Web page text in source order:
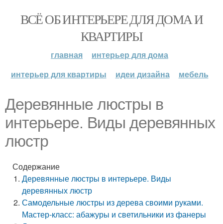
ВСЁ ОБ ИНТЕРЬЕРЕ ДЛЯ ДОМА И
КВАРТИРЫ
главная
интерьер для дома
интерьер для квартиры
идеи дизайна мебель
Деревянные люстры в
интерьере. Виды деревянных
люстр
Содержание
Деревянные люстры в интерьере. Виды
деревянных люстр
Самодельные люстры из дерева своими руками.
Мастер-класс: абажуры и светильники из фанеры